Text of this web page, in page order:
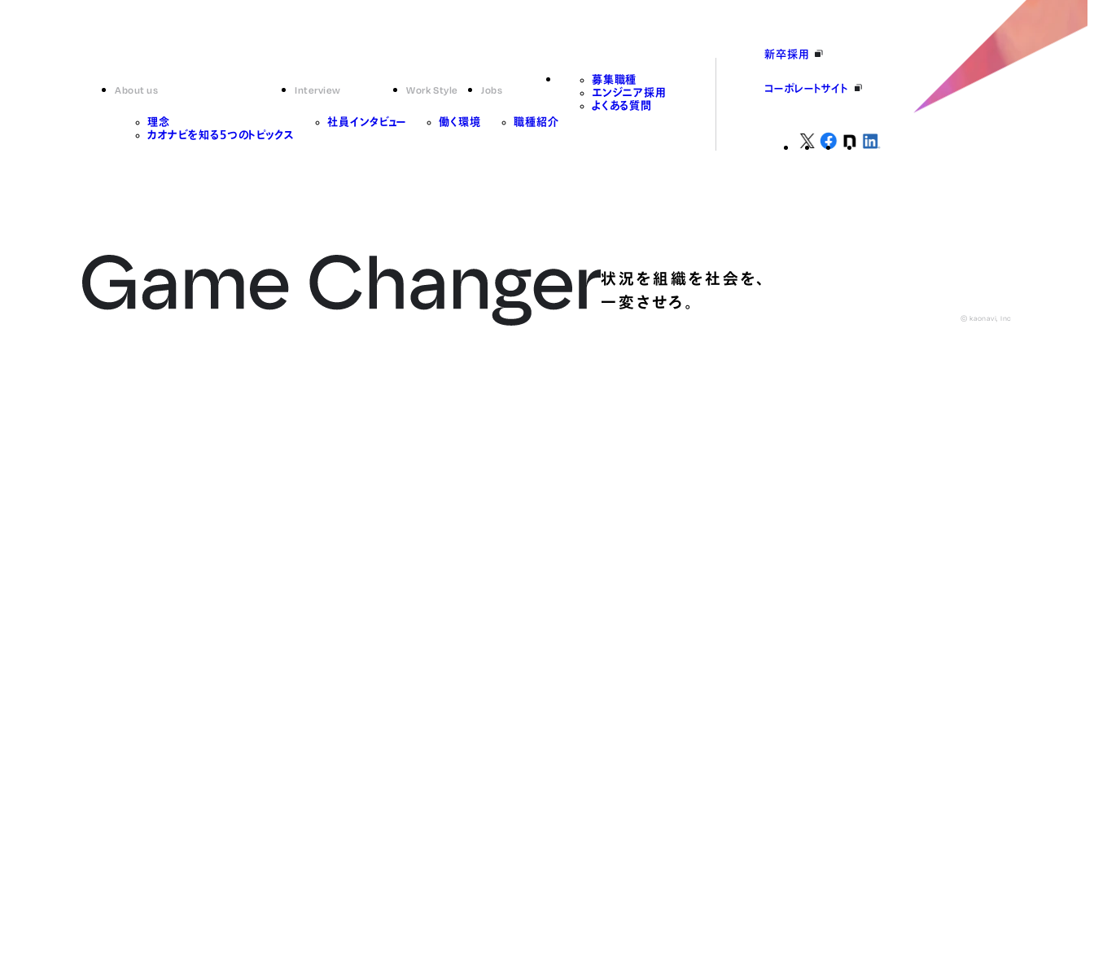
About us
理念
カオナビを知る5つのトピックス
Interview
社員インタビュー
Work Style
働く環境
Jobs
職種紹介
募集職種
エンジニア採用
よくある質問
新卒採用
コーポレートサイト
状況を組織を社会を、
一変させろ。
© kaonavi, Inc